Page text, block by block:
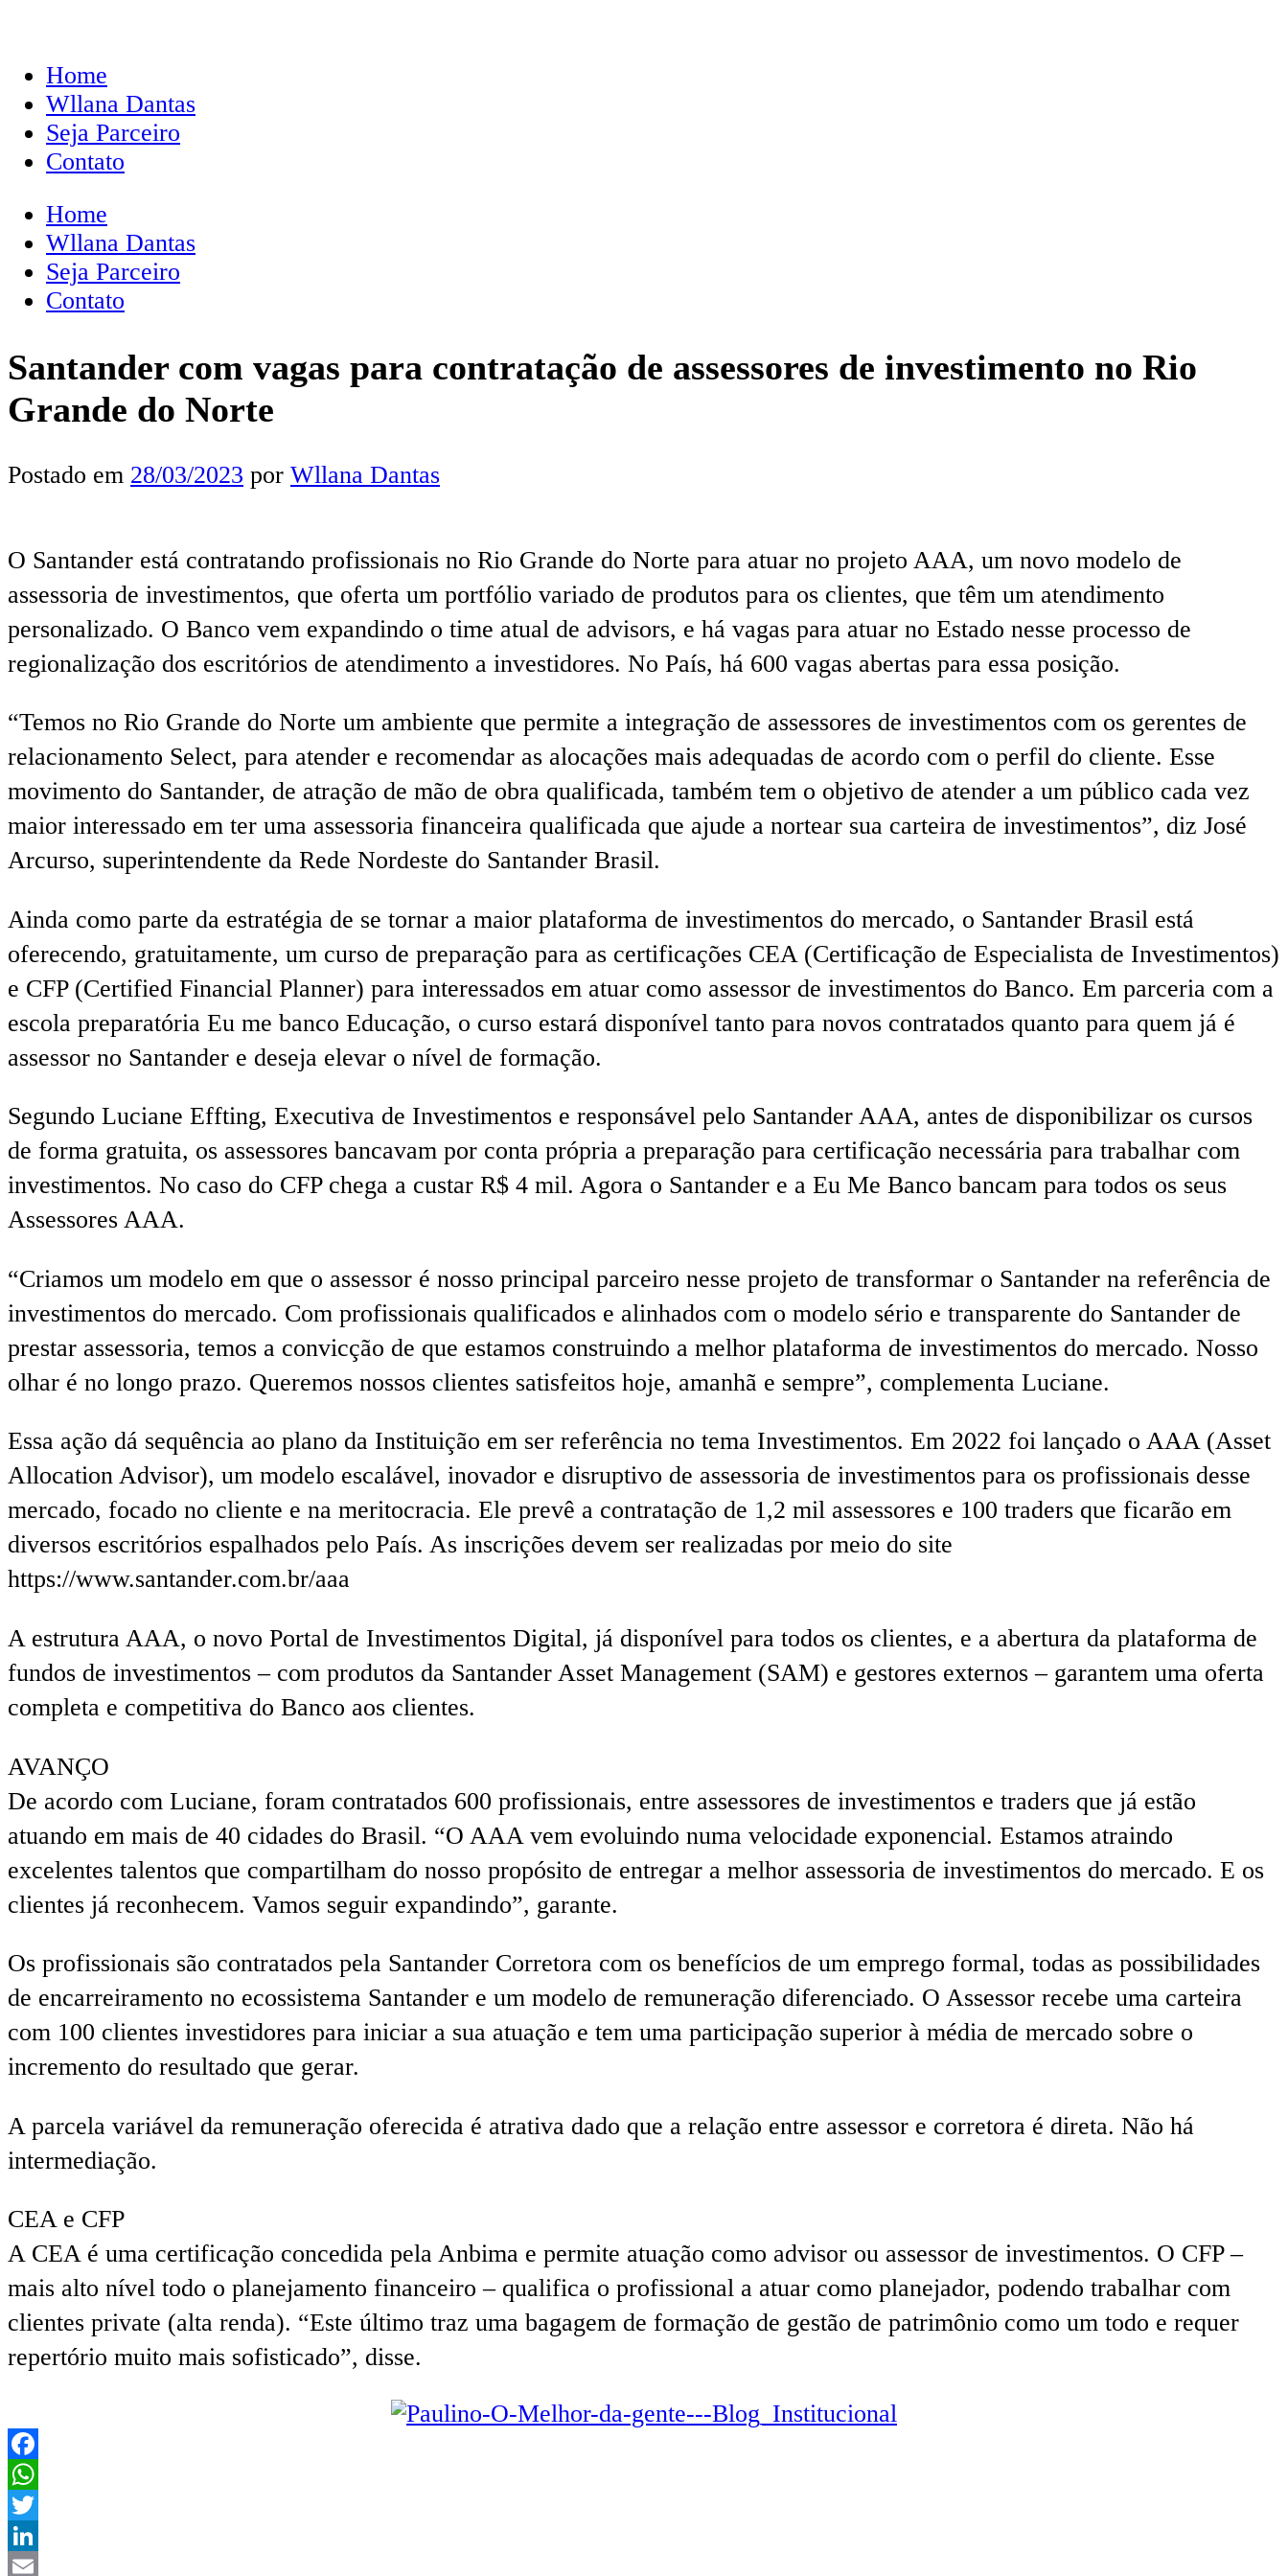
Home
Wllana Dantas
Seja Parceiro
Contato
Home
Wllana Dantas
Seja Parceiro
Contato
Santander com vagas para contratação de assessores de investimento no Rio
Grande do Norte
Postado em 28/03/2023 por Wllana Dantas
O Santander está contratando profissionais no Rio Grande do Norte para atuar no projeto AAA, um novo modelo de
assessoria de investimentos, que oferta um portfólio variado de produtos para os clientes, que têm um atendimento
personalizado. O Banco vem expandindo o time atual de advisors, e há vagas para atuar no Estado nesse processo de
regionalização dos escritórios de atendimento a investidores. No País, há 600 vagas abertas para essa posição.
“Temos no Rio Grande do Norte um ambiente que permite a integração de assessores de investimentos com os gerentes de
relacionamento Select, para atender e recomendar as alocações mais adequadas de acordo com o perfil do cliente. Esse
movimento do Santander, de atração de mão de obra qualificada, também tem o objetivo de atender a um público cada vez
maior interessado em ter uma assessoria financeira qualificada que ajude a nortear sua carteira de investimentos”, diz José
Arcurso, superintendente da Rede Nordeste do Santander Brasil.
Ainda como parte da estratégia de se tornar a maior plataforma de investimentos do mercado, o Santander Brasil está
oferecendo, gratuitamente, um curso de preparação para as certificações CEA (Certificação de Especialista de Investimentos)
e CFP (Certified Financial Planner) para interessados em atuar como assessor de investimentos do Banco. Em parceria com a
escola preparatória Eu me banco Educação, o curso estará disponível tanto para novos contratados quanto para quem já é
assessor no Santander e deseja elevar o nível de formação.
Segundo Luciane Effting, Executiva de Investimentos e responsável pelo Santander AAA, antes de disponibilizar os cursos
de forma gratuita, os assessores bancavam por conta própria a preparação para certificação necessária para trabalhar com
investimentos. No caso do CFP chega a custar R$ 4 mil. Agora o Santander e a Eu Me Banco bancam para todos os seus
Assessores AAA.
“Criamos um modelo em que o assessor é nosso principal parceiro nesse projeto de transformar o Santander na referência de
investimentos do mercado. Com profissionais qualificados e alinhados com o modelo sério e transparente do Santander de
prestar assessoria, temos a convicção de que estamos construindo a melhor plataforma de investimentos do mercado. Nosso
olhar é no longo prazo. Queremos nossos clientes satisfeitos hoje, amanhã e sempre”, complementa Luciane.
Essa ação dá sequência ao plano da Instituição em ser referência no tema Investimentos. Em 2022 foi lançado o AAA (Asset
Allocation Advisor), um modelo escalável, inovador e disruptivo de assessoria de investimentos para os profissionais desse
mercado, focado no cliente e na meritocracia. Ele prevê a contratação de 1,2 mil assessores e 100 traders que ficarão em
diversos escritórios espalhados pelo País. As inscrições devem ser realizadas por meio do site
https://www.santander.com.br/aaa
A estrutura AAA, o novo Portal de Investimentos Digital, já disponível para todos os clientes, e a abertura da plataforma de
fundos de investimentos – com produtos da Santander Asset Management (SAM) e gestores externos – garantem uma oferta
completa e competitiva do Banco aos clientes.
AVANÇO
De acordo com Luciane, foram contratados 600 profissionais, entre assessores de investimentos e traders que já estão
atuando em mais de 40 cidades do Brasil. “O AAA vem evoluindo numa velocidade exponencial. Estamos atraindo
excelentes talentos que compartilham do nosso propósito de entregar a melhor assessoria de investimentos do mercado. E os
clientes já reconhecem. Vamos seguir expandindo”, garante.
Os profissionais são contratados pela Santander Corretora com os benefícios de um emprego formal, todas as possibilidades
de encarreiramento no ecossistema Santander e um modelo de remuneração diferenciado. O Assessor recebe uma carteira
com 100 clientes investidores para iniciar a sua atuação e tem uma participação superior à média de mercado sobre o
incremento do resultado que gerar.
A parcela variável da remuneração oferecida é atrativa dado que a relação entre assessor e corretora é direta. Não há
intermediação.
CEA e CFP
A CEA é uma certificação concedida pela Anbima e permite atuação como advisor ou assessor de investimentos. O CFP –
mais alto nível todo o planejamento financeiro – qualifica o profissional a atuar como planejador, podendo trabalhar com
clientes private (alta renda). “Este último traz uma bagagem de formação de gestão de patrimônio como um todo e requer
repertório muito mais sofisticado”, disse.
Facebook
WhatsApp
Twitter
LinkedIn